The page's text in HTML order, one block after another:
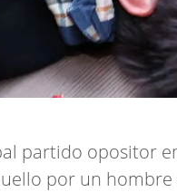
partido opositor
por un